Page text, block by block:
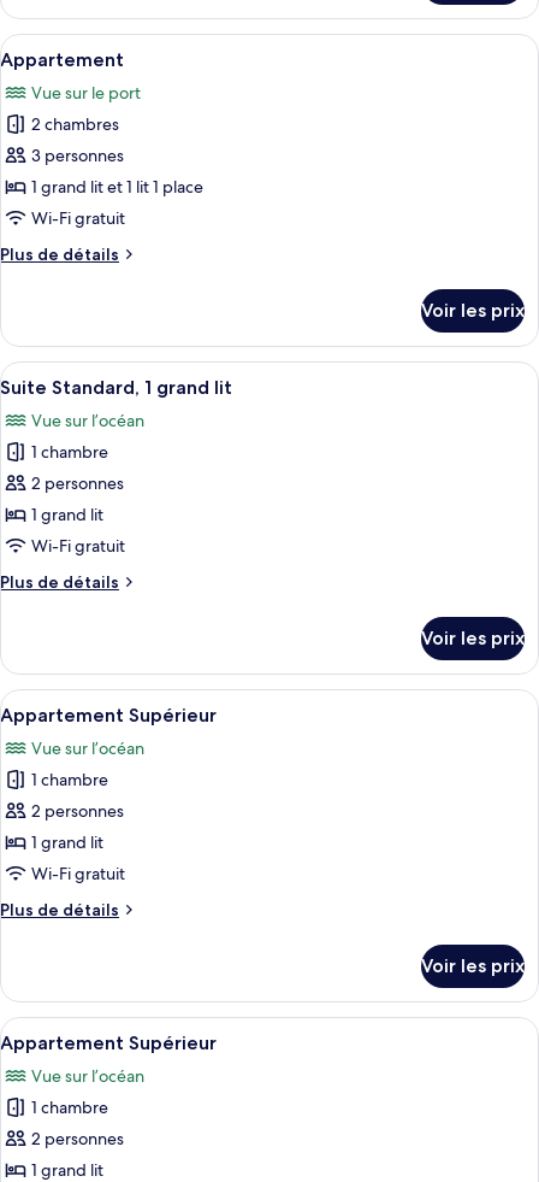
le
type
de
chambre
Appartement
Afficher
toutes
les
photos
pour
ce
type
chambre :
Un lit bien fait, avec une tête de lit,
1
Appartement
Vue sur le port
2 chambres
3 personnes
1 grand lit et 1 lit 1 place
Wi-Fi gratuit
Plus de détails
Plus
le
type
de
Appartement
Voir les prix
Afficher
toutes
les
photos
pour
ce
type
chambre :
grand
lit
Une chambre d’hôtel avec un lit, un
1
Suite Standard, 1 grand lit
Vue sur l’océan
1 chambre
2 personnes
1 grand lit
Wi-Fi gratuit
Plus de détails
Plus
le
type
de
chambre
Suite
Standard,
grand
lit
Voir les prix
Afficher
toutes
les
photos
pour
ce
type
chambre :
Une table en osier, sur laquelle se
1
Appartement Supérieur
Vue sur l’océan
1 chambre
2 personnes
1 grand lit
Wi-Fi gratuit
Plus de détails
Plus
le
type
de
chambre
Appartement
Supérieur
Voir les prix
Afficher
toutes
les
photos
pour
ce
Une chambre d’hôtel comprenant
1
Appartement Supérieur
Vue sur l’océan
1 chambre
2 personnes
1 grand lit